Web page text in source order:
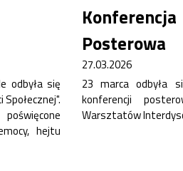
odbyła się
hejtu
Konferencja
Posterowa
27.03.2026
23 marca odbyła
konferencji
Warsztatów